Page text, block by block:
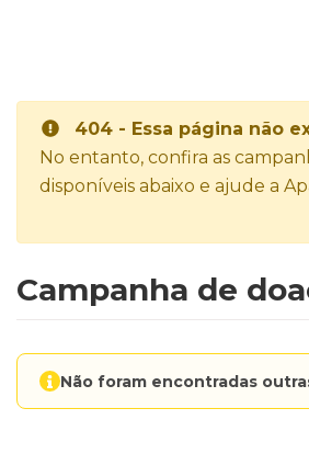
404 - Essa página não
No entanto, confira as
disponíveis abaixo e ajude a
Campanha de
Não foram encontradas